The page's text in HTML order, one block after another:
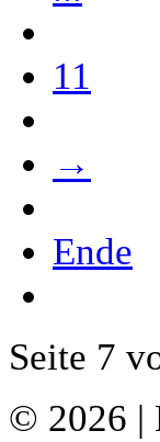
11
→
Ende
Seite 7
© 2026 |